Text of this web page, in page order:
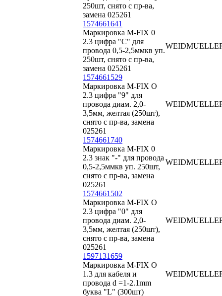
250шт, снято с пр-ва,
замена 025261
1574661641
Маркировка M-FIX 0
2.3 цифра "C" для
провода 0,5-2,5ммкв уп.
250шт, снято с пр-ва,
замена 025261
1574661529
Маркировка M-FIX O
2.3 цифра "9" для
провода диам. 2,0-
3,5мм, желтая (250шт),
снято с пр-ва, замена
025261
1574661740
Маркировка M-FIX 0
2.3 знак "-" для провода
0,5-2,5ммкв уп. 250шт,
снято с пр-ва, замена
025261
1574661502
Маркировка M-FIX O
2.3 цифра "0" для
провода диам. 2,0-
3,5мм, желтая (250шт),
снято с пр-ва, замена
025261
1597131659
Маркировка M-FIX O
1.3 для кабеля и
провода d =1-2.1mm
буква "L" (300шт)